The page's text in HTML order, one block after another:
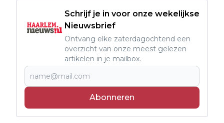
Schrijf je in voor onze wekelijkse
Nieuwsbrief
Ontvang elke zaterdagochtend een
overzicht van onze meest gelezen
artikelen in je mailbox.
Abonneren